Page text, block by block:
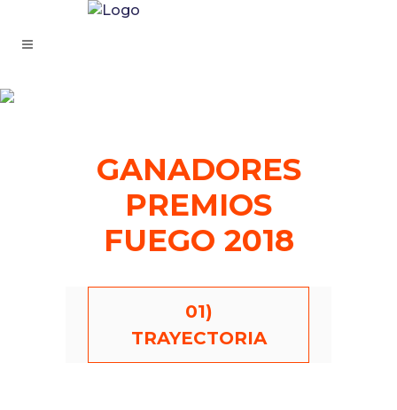
GANADORES
PREMIOS
FUEGO 2018
01)
TRAYECTORIA